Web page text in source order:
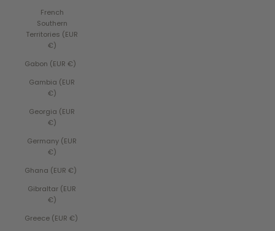
French
Southern
Territories (EUR
€)
Gabon (EUR €)
Gambia (EUR
€)
Georgia (EUR
€)
Germany (EUR
€)
Ghana (EUR €)
Gibraltar (EUR
€)
Greece (EUR €)